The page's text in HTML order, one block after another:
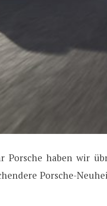
Porsche haben wir
Porsche-